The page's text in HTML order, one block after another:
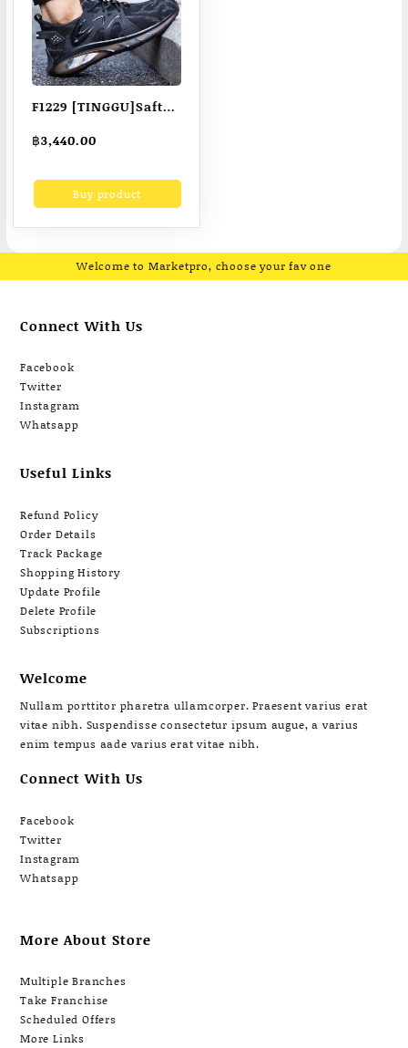
F1229 [TINGGU]Safty
kasut safety sport
shoes Trekking
Steel toe cap mid
฿3,440.00
Buy product
Welcome to Marketpro, choose your fav one
Connect With Us
Facebook
Twitter
Instagram
Whatsapp
Useful Links
Refund Policy
Order Details
Track Package
Shopping History
Update Profile
Delete Profile
Subscriptions
Welcome
Nullam porttitor pharetra ullamcorper. Praesent varius erat
vitae nibh. Suspendisse consectetur ipsum augue, a varius
enim tempus aade varius erat vitae nibh.
Connect With Us
Facebook
Twitter
Instagram
Whatsapp
More About Store
Multiple Branches
Take Franchise
Scheduled Offers
More Links